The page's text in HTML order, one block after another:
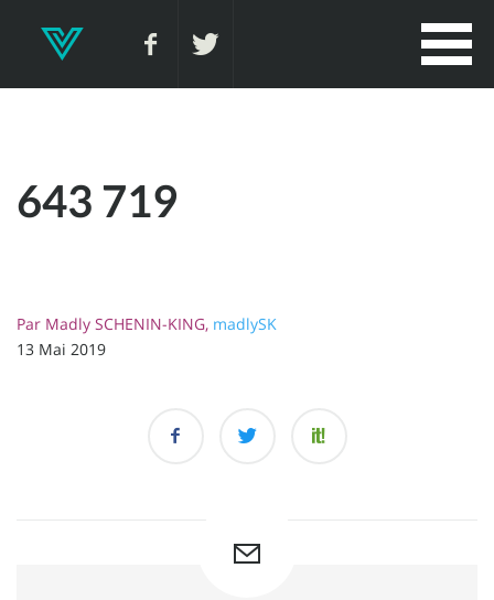
643 719
Par Madly SCHENIN-KING, madlySK
13 Mai 2019